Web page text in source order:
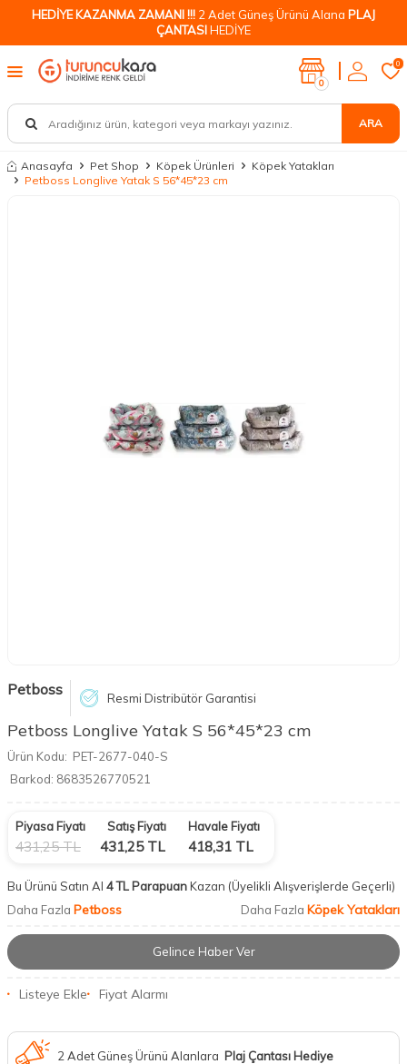
HEDİYE KAZANMA ZAMANI !!! 2 Adet Güneş Ürünü Alana PLAJ
ÇANTASIHEDİYE
ARA
0
0
Anasayfa Pet Shop Köpek Ürünleri
Köpek Yatakları
Petboss Longlive Yatak S 56*45*23 cm
Petboss Resmi Distribütör Garantisi
Petboss Longlive Yatak S 56*45*23 cm
Ürün Kodu: PET-2677-040-S
Barkod: 8683526770521
Piyasa Fiyatı
431,25TL
Satış Fiyatı
431,25TL
Havale Fiyatı
418,31 TL
Bu Ürünü Satın Al 4 TL ParapuanKazan (Üyelikli Alışverişlerde Geçerli)
Daha Fazla Petboss Daha Fazla Köpek Yatakları
Gelince Haber Ver
Listeye Ekle Fiyat Alarmı
2 Adet Güneş Ürünü Alanlara Plaj Çantası Hediye